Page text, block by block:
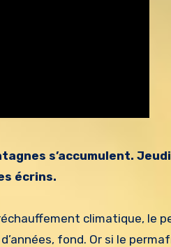
s’accumulent.
écrins.
climatique, le
fond. Or si le